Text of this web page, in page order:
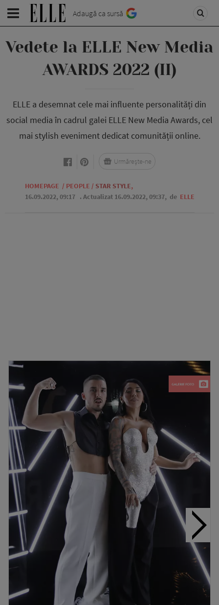
Adaugă ca sursă
Vedete la ELLE New Media
AWARDS 2022 (II)
ELLE a desemnat cele mai influente personalități din
social media în cadrul galei ELLE New Media Awards, cel
mai stylish eveniment dedicat comunității online.
HOMEPAGE / PEOPLE / STAR STYLE,
16.09.2022, 09:17 . Actualizat 16.09.2022, 09:37, de ELLE
Urmărește-ne